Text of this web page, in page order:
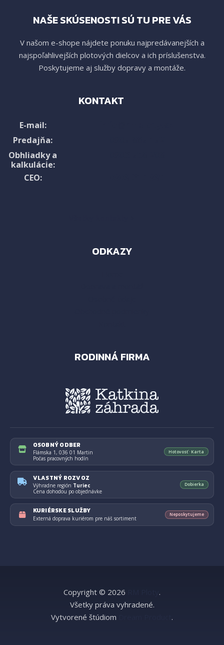
NAŠE SKÚSENOSTI SÚ TU PRE VÁS
V našom e-shope nájdete ponuku najpredávanejších a
najspoľahlivejších plotových dielcov a ich príslušenstva.
Poskytujeme aj služby dopravy a montáže.
KONTAKT
E-mail:
Predajňa:
Obhliadky a
kalkulácie:
CEO:
ODKAZY
RODINNÁ FIRMA
OSOBNÝ ODBER
Flámska 1, 036 01 Martin
Počas pracovných hodín
Hotovosť · Karta
VLASTNÝ ROZVOZ
Výhradne región Turiec
Cena dohodou po objednávke
Dobierka
KURIÉRSKE SLUŽBY
Externá doprava kuriérom pre náš sortiment
Neposkytujeme
Copyright © 2026
.
Všetky práva vyhradené.
Vytvorené štúdiom
.